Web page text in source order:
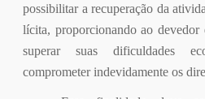
possibilitar a recuperação da
lícita, proporcionando ao devedor
superar suas dificuldades
comprometer indevidamente os